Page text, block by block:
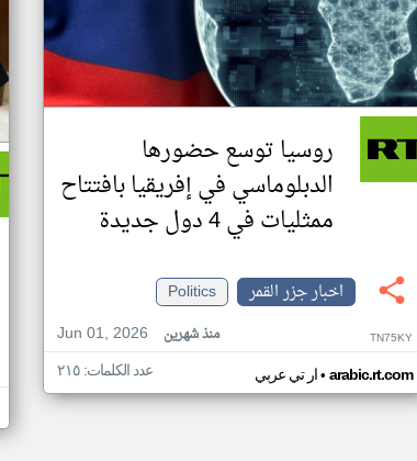
روسيا توسع حضورها
الدبلوماسي في إفريقيا بافتتاح
ممثليات في 4 دول جديدة
اخبار جزر القمر
Politics
Jun 01, 2026
منذ شهرين TN75KY
ار تي عربي• arabic.rt.com عدد الكلمات: ٢١٥